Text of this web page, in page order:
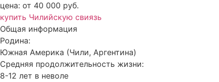
цена: от 40 000 руб.
купить Чилийскую свиязь
Общая информация
Родина:
Южная Америка (Чили, Аргентина)
Средняя продолжительность жизни:
8-12 лет в неволе